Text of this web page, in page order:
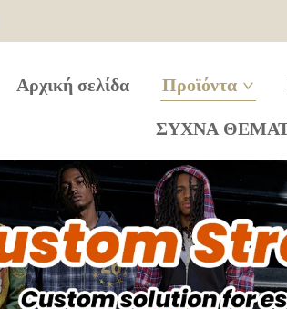
Αρχική σελίδα Προϊόντα
ΣΥΧΝΑ